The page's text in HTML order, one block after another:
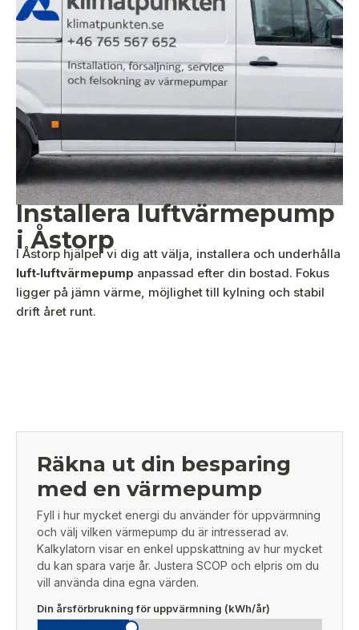
Installera luftvärmepump
i Åstorp
I Åstorp hjälper vi dig att välja, installera och underhålla
luft‑luftvärmepump anpassad efter din bostad. Fokus
ligger på jämn värme, möjlighet till kylning och stabil
drift året runt.
Räkna ut din besparing
med en värmepump
Fyll i hur mycket energi du använder för uppvärmning
och välj vilken värmepump du är intresserad av.
Kalkylatorn visar en enkel uppskattning av hur mycket
du kan spara varje år. Justera SCOP och elpris om du
vill använda dina egna värden.
Din årsförbrukning för uppvärmning (kWh/år)